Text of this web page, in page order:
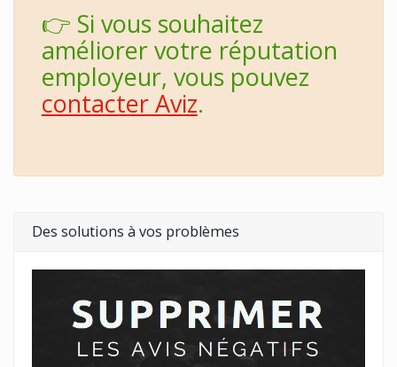
👉 Si vous souhaitez
améliorer votre réputation
employeur, vous pouvez
contacter Aviz.
Des solutions à vos problèmes